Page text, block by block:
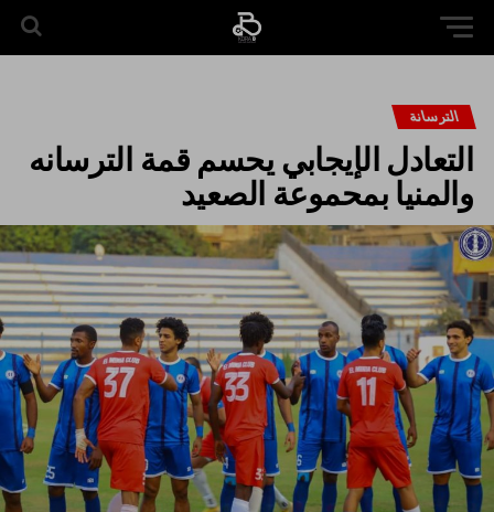
الترسانة
التعادل الإيجابي يحسم قمة الترسانه
والمنيا بمحموعة الصعيد